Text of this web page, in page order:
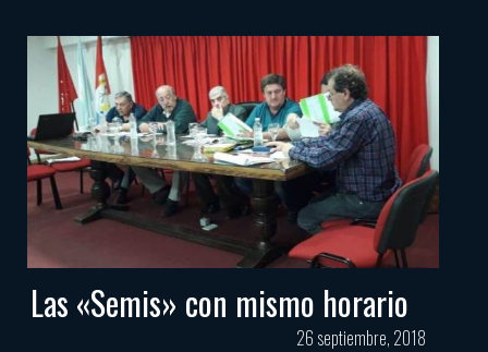
Las «Semis» con mismo horario
26 septiembre, 2018